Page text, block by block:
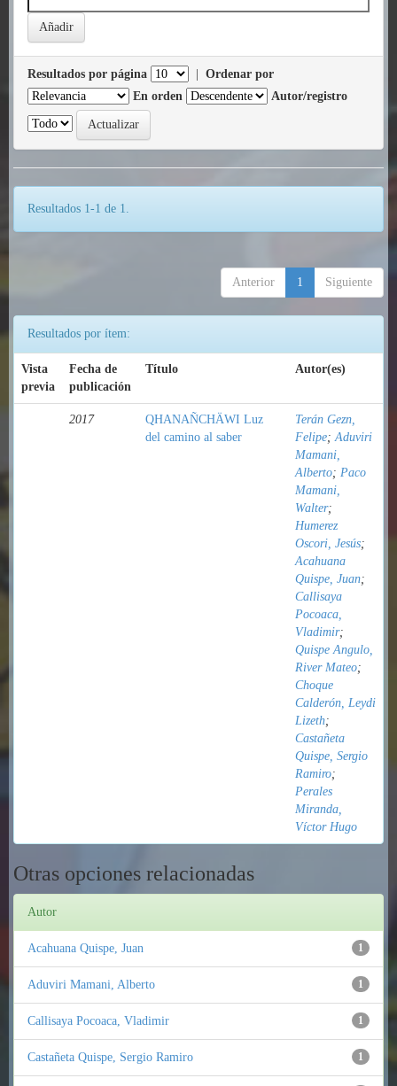
Resultados por página
Ordenar por
En orden
Autor/registro
Resultados 1-1 de 1.
Anterior 1 Siguiente
Resultados por ítem:
Vista
previa
Fecha de
publicación
Título Autor(es)
2017
QHANAÑCHÄWI Luz
del camino al saber
Terán Gezn,
Felipe;Aduviri
Mamani,
Alberto; Paco
Mamani,
Walter;
Humerez
Oscori, Jesús;
Acahuana
Quispe, Juan;
Callisaya
Pocoaca,
Vladimir;
Quispe Angulo,
River Mateo;
Choque
Calderón, Leydi
Lizeth;
Castañeta
Quispe, Sergio
Ramiro;
Perales
Miranda,
Víctor Hugo
Otras opciones relacionadas
Autor
1
Acahuana Quispe, Juan
1
Aduviri Mamani, Alberto
1
Callisaya Pocoaca, Vladimir
1
Castañeta Quispe, Sergio Ramiro